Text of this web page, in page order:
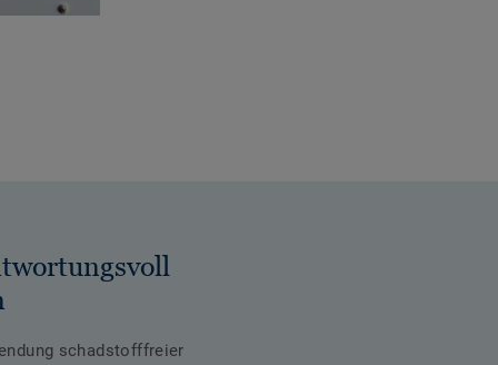
schadstofffreier